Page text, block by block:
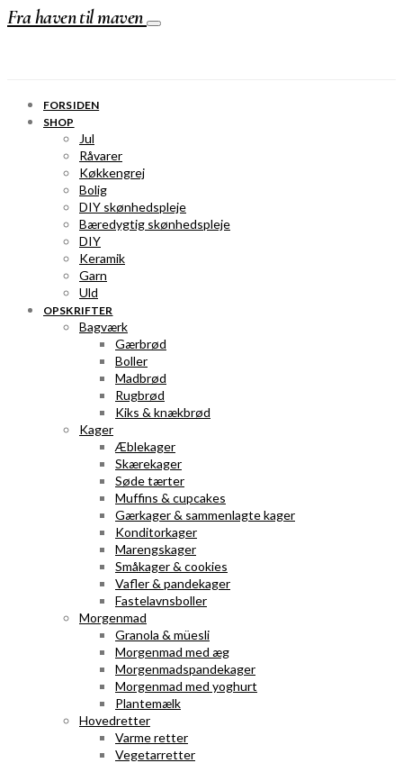
Fra haven til maven
FORSIDEN
SHOP
Jul
Råvarer
Køkkengrej
Bolig
DIY skønhedspleje
Bæredygtig skønhedspleje
DIY
Keramik
Garn
Uld
OPSKRIFTER
Bagværk
Gærbrød
Boller
Madbrød
Rugbrød
Kiks & knækbrød
Kager
Æblekager
Skærekager
Søde tærter
Muffins & cupcakes
Gærkager & sammenlagte kager
Konditorkager
Marengskager
Småkager & cookies
Vafler & pandekager
Fastelavnsboller
Morgenmad
Granola & müesli
Morgenmad med æg
Morgenmadspandekager
Morgenmad med yoghurt
Plantemælk
Hovedretter
Varme retter
Vegetarretter